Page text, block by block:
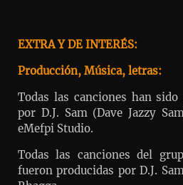
EXTRA Y DE INTERÉS:
Producción, Música, letras:
Todas las canciones han sido
por D.J. Sam (Dave Jazzy
eMefpi Studio.
Todas las canciones del
fueron producidas por D.J.